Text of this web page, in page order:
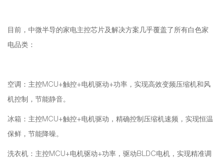
目前，中微半导的家电主控芯片及解决方案几乎覆盖了所有白色家
电品类：
空调：主控MCU+触控+电机驱动+功率，实现高效变频压缩机和风
机控制，节能静音。
冰箱：主控MCU+触控+电机驱动，精确控制压缩机速频，实现恒温
保鲜，节能降噪。
洗衣机：主控MCU+电机驱动+功率，驱动BLDC电机，实现精准调